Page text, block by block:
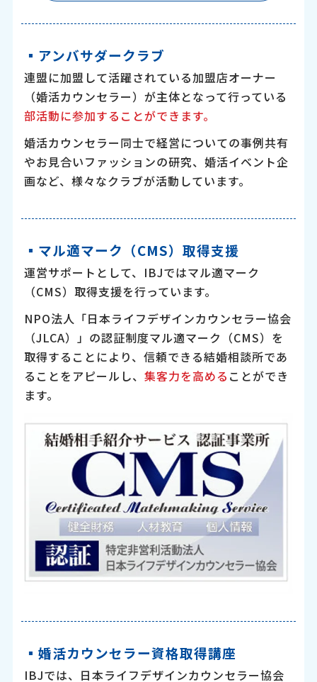
▪︎アンバサダークラブ
連盟に加盟して活躍されている加盟店オーナー
（婚活カウンセラー）が主体となって行っている
部活動に参加することができます。
婚活カウンセラー同士で経営についての事例共有
やお見合いファッションの研究、婚活イベント企
画など、様々なクラブが活動しています。
▪︎マル適マーク（CMS）取得支援
運営サポートとして、IBJではマル適マーク
（CMS）取得支援を行っています。
NPO法人「日本ライフデザインカウンセラー協会
（JLCA）」の認証制度マル適マーク（CMS）を
取得することにより、信頼できる結婚相談所であ
ることをアピールし、集客力を高める ことができ
ます。
▪︎婚活カウンセラー資格取得講座
IBJでは、日本ライフデザインカウンセラー協会